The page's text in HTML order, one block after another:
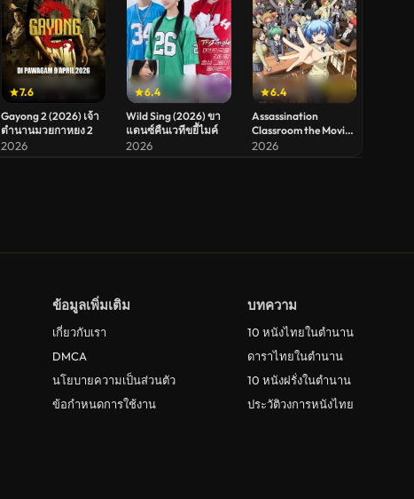
7.6
Gayong 2 (2026) เจ้า
ตำนานมวยกาหยง 2
2026
6.4
Wild Sing (2026) ขา
แดนซ์คืนเวทีขยี้ไมค์
2026
6.4
Assassination
Classroom the Movie
Our Time (2026)
2026
ข้อมูลเพิ่มเติม
เกี่ยวกับเรา
DMCA
นโยบายความเป็นส่วนตัว
ข้อกำหนดการใช้งาน
บทความ
10 หนังไทยในตำนาน
ดาราไทยในตำนาน
10 หนังฝรั่งในตำนาน
ประวัติวงการหนังไทย